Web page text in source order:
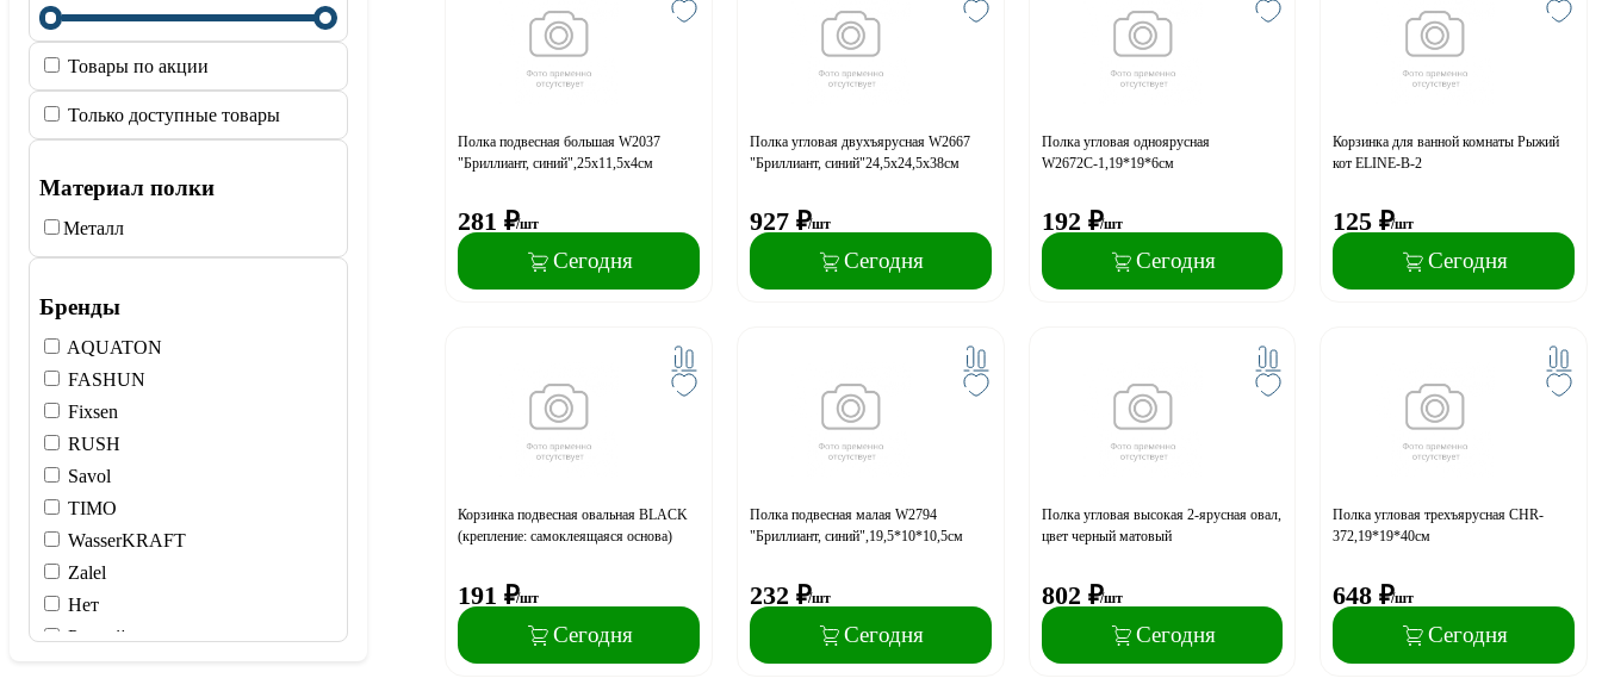
Товары по акции
Только доступные товары
Материал полки
Металл
Бренды
AQUATON
FASHUN
Fixsen
RUSH
Savol
TIMO
WasserKRAFT
Zalel
Нет
Рыжий кот
Полка подвесная большая W2037
"Бриллиант, синий",25х11,5х4см
281 ₽/шт
Сегодня
Полка угловая двухъярусная W2667
"Бриллиант, синий"24,5х24,5х38см
927 ₽/шт
Сегодня
Полка угловая одноярусная
W2672С-1,19*19*6см
192 ₽/шт
Сегодня
Корзинка для ванной комнаты Рыжий
кот ELINE-B-2
125 ₽/шт
Сегодня
Корзинка подвесная овальная BLACK
(крепление: самоклеящаяся основа)
191 ₽/шт
Сегодня
Полка подвесная малая W2794
"Бриллиант, синий",19,5*10*10,5см
232 ₽/шт
Сегодня
Полка угловая высокая 2-ярусная овал,
цвет черный матовый
802 ₽/шт
Сегодня
Полка угловая трехъярусная CHR-
372,19*19*40см
648 ₽/шт
Сегодня